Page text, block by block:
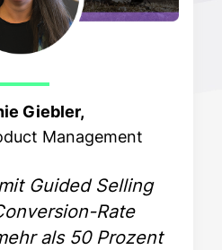
Giebler,
Management
Guided Selling
Rate
als 50 Prozent